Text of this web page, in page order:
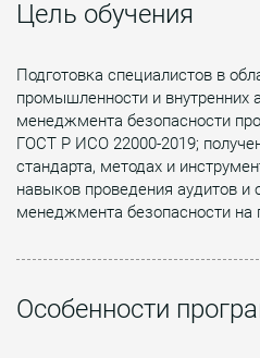
Цель обучения
Подготовка специалистов в
промышленности и внутренних
менеджмента безопасности
ГОСТ Р ИСО 22000-2019;
стандарта, методах и
навыков проведения аудитов и
менеджмента безопасности на
Особенности